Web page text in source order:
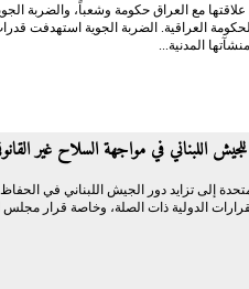
مع العراق حكومة وشعباً، والضربة
العراقية. الضربة الجوية استهدفت
المدنية...
اللبناني في مواجهة السلاح غير
إلى تزايد دور الجيش اللبناني في